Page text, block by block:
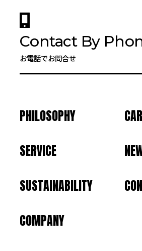
Contact By
お電話でお問合せ
PHILOSOPHY
SERVICE
SUSTAINABILITY
COMPANY